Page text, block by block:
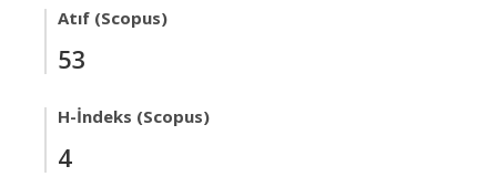
Atıf (Scopus)
53
H-İndeks (Scopus)
4